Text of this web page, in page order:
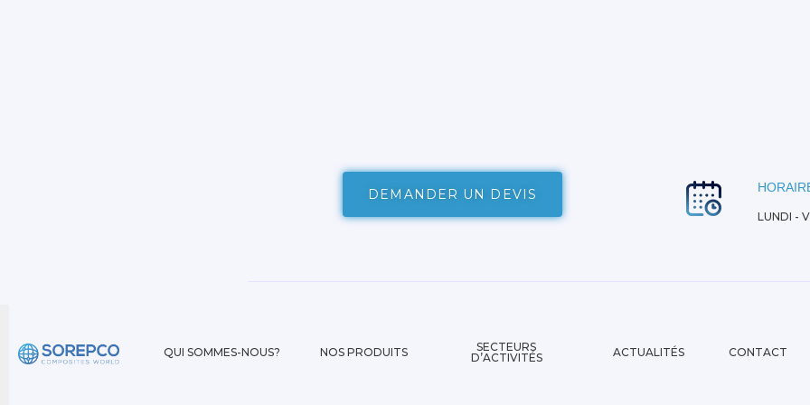
DEMANDER UN DEVIS
LUNDI -
QUI SOMMES-NOUS? NOS PRODUITS
SECTEURS
D’ACTIVITÉS
ACTUALITÉS CONTACT